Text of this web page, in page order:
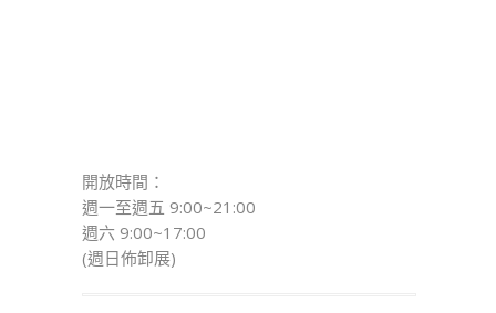
開放時間：
週一至週五 9:00~21:00
週六 9:00~17:00
(週日佈卸展)